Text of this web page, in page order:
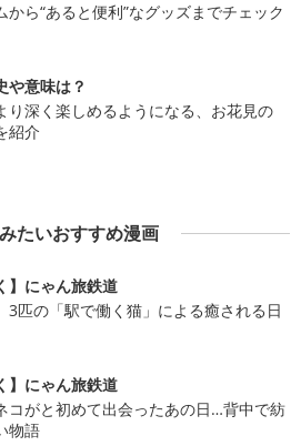
から“あると便利”なグッズまでチェック
や意味は？
り深く楽しめるようになる、お花見の
紹介
たいおすすめ漫画
】にゃん旅鉄道
3匹の「駅で働く猫」による癒される日
】にゃん旅鉄道
コがと初めて出会ったあの日…背中で紡
物語